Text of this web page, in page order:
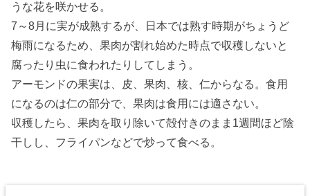
うな花を咲かせる。
7～8月に実が成熟するが、日本では熟す時期がちょうど
梅雨になるため、果肉が割れ始めた時点で収穫しないと
腐ったり虫に食われたりしてしまう。
アーモンドの果実は、皮、果肉、核、仁からなる。食用
になるのは仁の部分で、果肉は食用には適さない。
収穫したら、果肉を取り除いて殻付きのまま1週間ほど陰
干しし、フライパンなどで炒って食べる。